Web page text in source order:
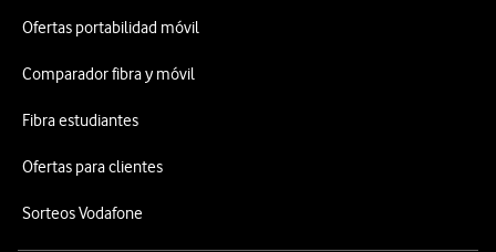
Ofertas portabilidad móvil
Comparador fibra y móvil
Fibra estudiantes
Ofertas para clientes
Sorteos Vodafone